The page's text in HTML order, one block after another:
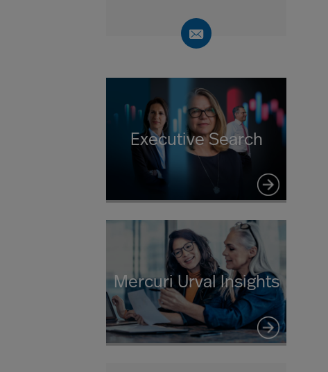
Executive Search
Mercuri Urval Insights